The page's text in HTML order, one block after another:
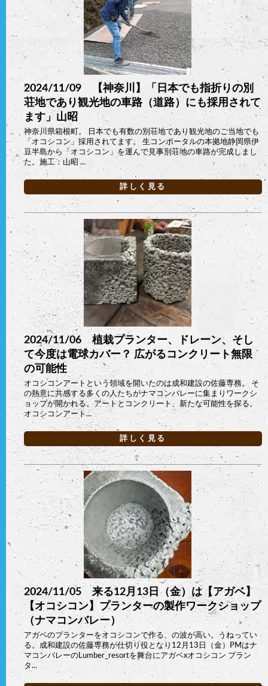
2024/11/09 【神奈川】「日本でも指折りの別
荘地であり観光地の車路（道路）にも採用されて
ます」山昭
神奈川県箱根町。 日本でも有数の別荘地であり観光地のご当地でも
「オコシコン」採用されてます。 生コンポータルの本拠地静岡県伊
豆半島から「オコシコン」を運んで見事別荘地の車路が完成しまし
た。施工：山昭 ...
詳しく見る
2024/11/06 植栽プランター、ドレーン、そし
て今度は電球カバー？ 広がるコンクリート無限
の可能性
オコシコンアートという領域を開いたのは成和建設の佐藤専務。 そ
の熱意に共感する多くの人たちがナマコンバレーに集まりワークシ
ョップが開かれる。アートとコンクリート、新たな可能性を探る。
オコシコンアート...
詳しく見る
2024/11/05 来る12月13日（金）は【アガベ】
【オコシコン】プランターの製作ワークショップ
（ナマコンバレー）
アガベのプランターをオコシコンで作る、の波が高い。うねってい
る。成和建設の佐藤専務が仕切り役となり12月13日（金）PMはナ
マコンバレーのLumber_resortを舞台にアガベxオコシコン プラン
タ...